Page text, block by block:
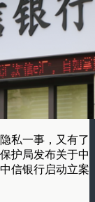
私一事，又有了
护局发布关于中
信银行启动立案